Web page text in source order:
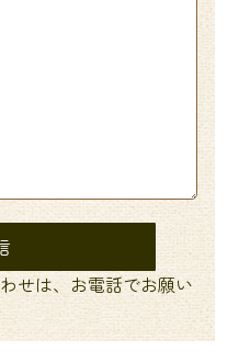
せは、お電話でお願い